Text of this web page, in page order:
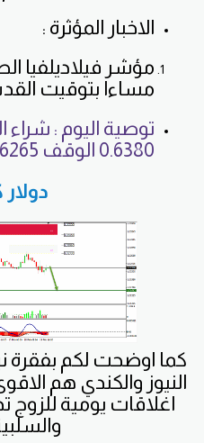
الاخبار المؤثرة :
مساءا بتوقيت
0.6380 الوقف 0.6265
كما اوضحت لكم بفقرة
النيوز والكندي هم
اغلاقات يومية